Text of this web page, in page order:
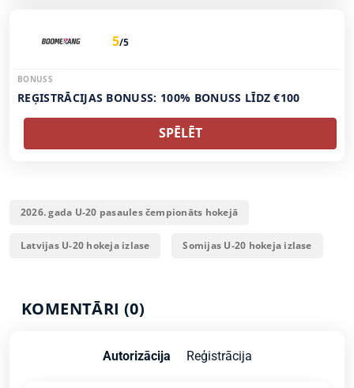
5/5
BONUSS
REĢISTRĀCIJAS BONUSS: 100% BONUSS LĪDZ €100
SPĒLĒT
2026. gada U-20 pasaules čempionāts hokejā
Latvijas U-20 hokeja izlase Somijas U-20 hokeja izlase
KOMENTĀRI (0)
Autorizācija Reģistrācija